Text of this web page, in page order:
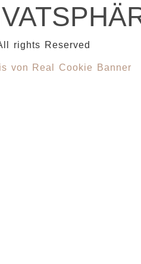
rights Reserved
von Real Cookie Banner